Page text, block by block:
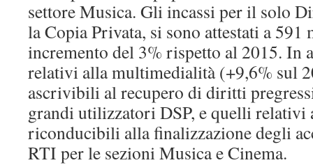
settore Musica. Gli incassi per il solo
la Copia Privata, si sono attestati a
incremento del 3% rispetto al 2015. In
relativi alla multimedialità (+9,6% sul
ascrivibili al recupero di diritti
grandi utilizzatori DSP, e quelli relativi
riconducibili alla finalizzazione degli
RTI per le sezioni Musica e Cinema.